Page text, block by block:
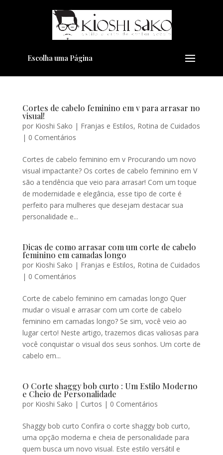
Escolha uma Página
Cortes de cabelo feminino em v para arrasar no
visual!
por Kioshi Sako | Franjas e Estilos, Rotina de Cuidados
| 0 Comentários
Cortes de cabelo feminino em v Procurando um novo
visual impactante? Os cortes de cabelo feminino em V
são a tendência que veio para arrasar! Com um toque
de modernidade e elegância, esse tipo de corte é
perfeito para mulheres que desejam destacar sua
personalidade e...
Dicas de como arrasar com um corte de cabelo
feminino em camadas longo
por Kioshi Sako | Franjas e Estilos, Rotina de Cuidados
| 0 Comentários
Corte de cabelo feminino em camadas longo Quer
mudar o visual e arrasar com um corte de cabelo
feminino em camadas longo? Se sim, você veio ao
lugar certo! Neste artigo, trazemos dicas valiosas para
você conquistar o visual dos seus sonhos. Um corte de
cabelo em...
O Corte shaggy bob curto : Um Estilo Moderno
e Cheio de Personalidade
por Kioshi Sako | Curtos | 0 Comentários
Shaggy bob curto Confira o corte shaggy bob curto,
uma opção moderna e cheia de personalidade para
quem busca um novo visual. Este estilo versátil e